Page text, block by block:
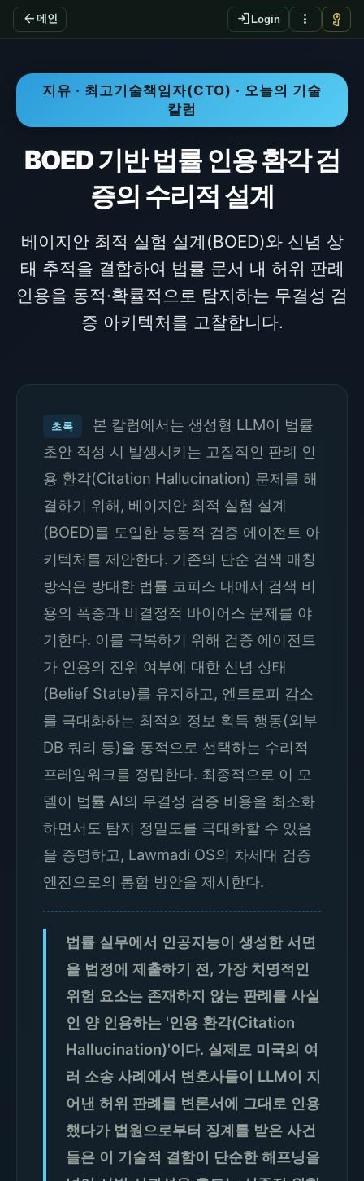
arrow_back 메인 login Login more_vert vpn_key
지유 · 최고기술책임자(CTO) · 오늘의 기술
칼럼
BOED 기반 법률 인용 환각 검
증의 수리적 설계
베이지안 최적 실험 설계(BOED)와 신념 상
태 추적을 결합하여 법률 문서 내 허위 판례
인용을 동적·확률적으로 탐지하는 무결성 검
증 아키텍처를 고찰합니다.
초록
본 칼럼에서는 생성형 LLM이 법률
초안 작성 시 발생시키는 고질적인 판례 인
용 환각(Citation Hallucination) 문제를 해
결하기 위해, 베이지안 최적 실험 설계
(BOED)를 도입한 능동적 검증 에이전트 아
키텍처를 제안한다. 기존의 단순 검색 매칭
방식은 방대한 법률 코퍼스 내에서 검색 비
용의 폭증과 비결정적 바이어스 문제를 야
기한다. 이를 극복하기 위해 검증 에이전트
가 인용의 진위 여부에 대한 신념 상태
(Belief State)를 유지하고, 엔트로피 감소
를 극대화하는 최적의 정보 획득 행동(외부
DB 쿼리 등)을 동적으로 선택하는 수리적
프레임워크를 정립한다. 최종적으로 이 모
델이 법률 AI의 무결성 검증 비용을 최소화
하면서도 탐지 정밀도를 극대화할 수 있음
을 증명하고, Lawmadi OS의 차세대 검증
엔진으로의 통합 방안을 제시한다.
법률 실무에서 인공지능이 생성한 서면
을 법정에 제출하기 전, 가장 치명적인
위험 요소는 존재하지 않는 판례를 사실
인 양 인용하는 '인용 환각(Citation
Hallucination)'이다. 실제로 미국의 여
러 소송 사례에서 변호사들이 LLM이 지
어낸 허위 판례를 변론서에 그대로 인용
했다가 법원으로부터 징계를 받은 사건
들은 이 기술적 결함이 단순한 해프닝을